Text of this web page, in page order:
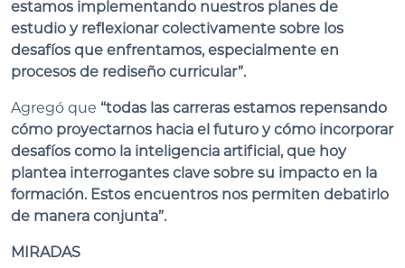
estamos implementando nuestros planes de
estudio y reflexionar colectivamente sobre los
desafíos que enfrentamos, especialmente en
procesos de rediseño curricular”.
Agregó que “todas las carreras estamos repensando
cómo proyectarnos hacia el futuro y cómo incorporar
desafíos como la inteligencia artificial, que hoy
plantea interrogantes clave sobre su impacto en la
formación. Estos encuentros nos permiten debatirlo
de manera conjunta”.
MIRADAS